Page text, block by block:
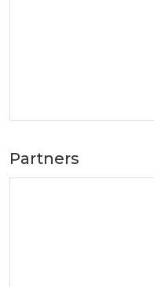
Partners